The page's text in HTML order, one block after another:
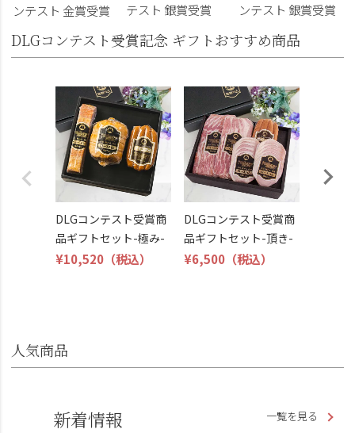
ンテスト 金賞受賞
テスト 銀賞受賞
ンテスト 銀賞受賞
DLGコンテスト受賞記念 ギフトおすすめ商品
DLGコンテスト受賞商
品ギフトセット-極み-
¥10,520 （税込）
DLGコンテスト受賞商
品ギフトセット-頂き-
¥6,500 （税込）
人気商品
新着情報 一覧を見る